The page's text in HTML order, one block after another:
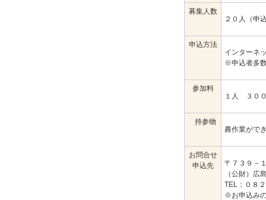
募集人数
２０人（申
申込方法
インターネ
※申込者多
参加料
１人 ３０
持参物
農作業がで
お問合せ
申込先
〒７３９－
（公財）
TEL：０８
※お申込み